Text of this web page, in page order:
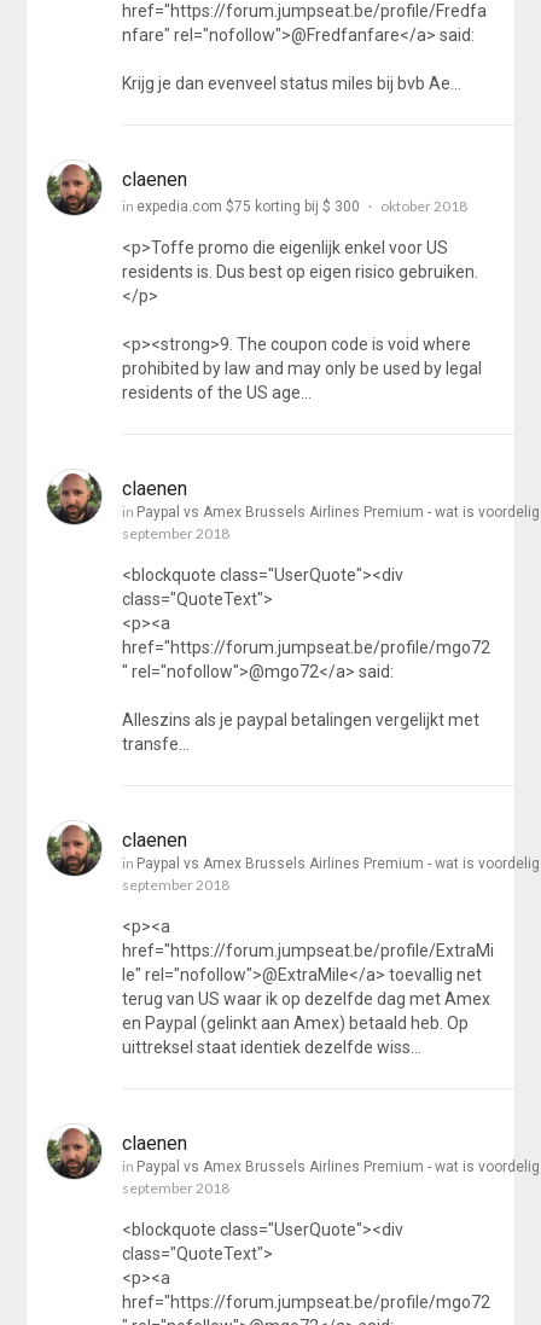
href="https://forum.jumpseat.be/profile/Fredfa
nfare" rel="nofollow">@Fredfanfare</a> said:
Krijg je dan evenveel status miles bij bvb Ae…
claenen
in expedia.com $75 korting bij $ 300 oktober 2018
<p>Toffe promo die eigenlijk enkel voor US
residents is. Dus best op eigen risico gebruiken.
</p>
<p><strong>9. The coupon code is void where
prohibited by law and may only be used by legal
residents of the US age…
claenen
in Paypal vs Amex Brussels Airlines Premium - wat is
september 2018
<blockquote class="UserQuote"><div
class="QuoteText">
<p><a
href="https://forum.jumpseat.be/profile/mgo72
" rel="nofollow">@mgo72</a> said:
Alleszins als je paypal betalingen vergelijkt met
transfe…
claenen
in Paypal vs Amex Brussels Airlines Premium - wat is
september 2018
<p><a
href="https://forum.jumpseat.be/profile/ExtraMi
le" rel="nofollow">@ExtraMile</a> toevallig net
terug van US waar ik op dezelfde dag met Amex
en Paypal (gelinkt aan Amex) betaald heb. Op
uittreksel staat identiek dezelfde wiss…
claenen
in Paypal vs Amex Brussels Airlines Premium - wat is
september 2018
<blockquote class="UserQuote"><div
class="QuoteText">
<p><a
href="https://forum.jumpseat.be/profile/mgo72